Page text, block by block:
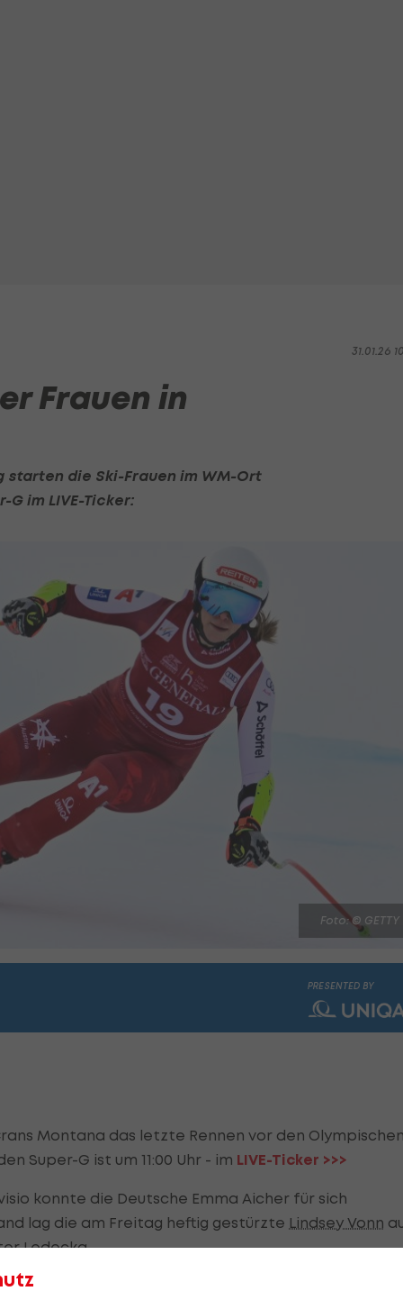
31.01.26
Frauen in
die Ski-Frauen im WM-Ort
G im LIVE-Ticker:
Foto: © GETTY
PRESENTED BY
Montana das letzte Rennen vor den
Super-G ist um 11:00 Uhr - im LIVE-Ticker >>>
konnte die Deutsche Emma Aicher für sich
lag die am Freitag heftig gestürzte Lindsey Vonn
Ledecka.
den neunten Rang. Mit Cornelie Hütter,